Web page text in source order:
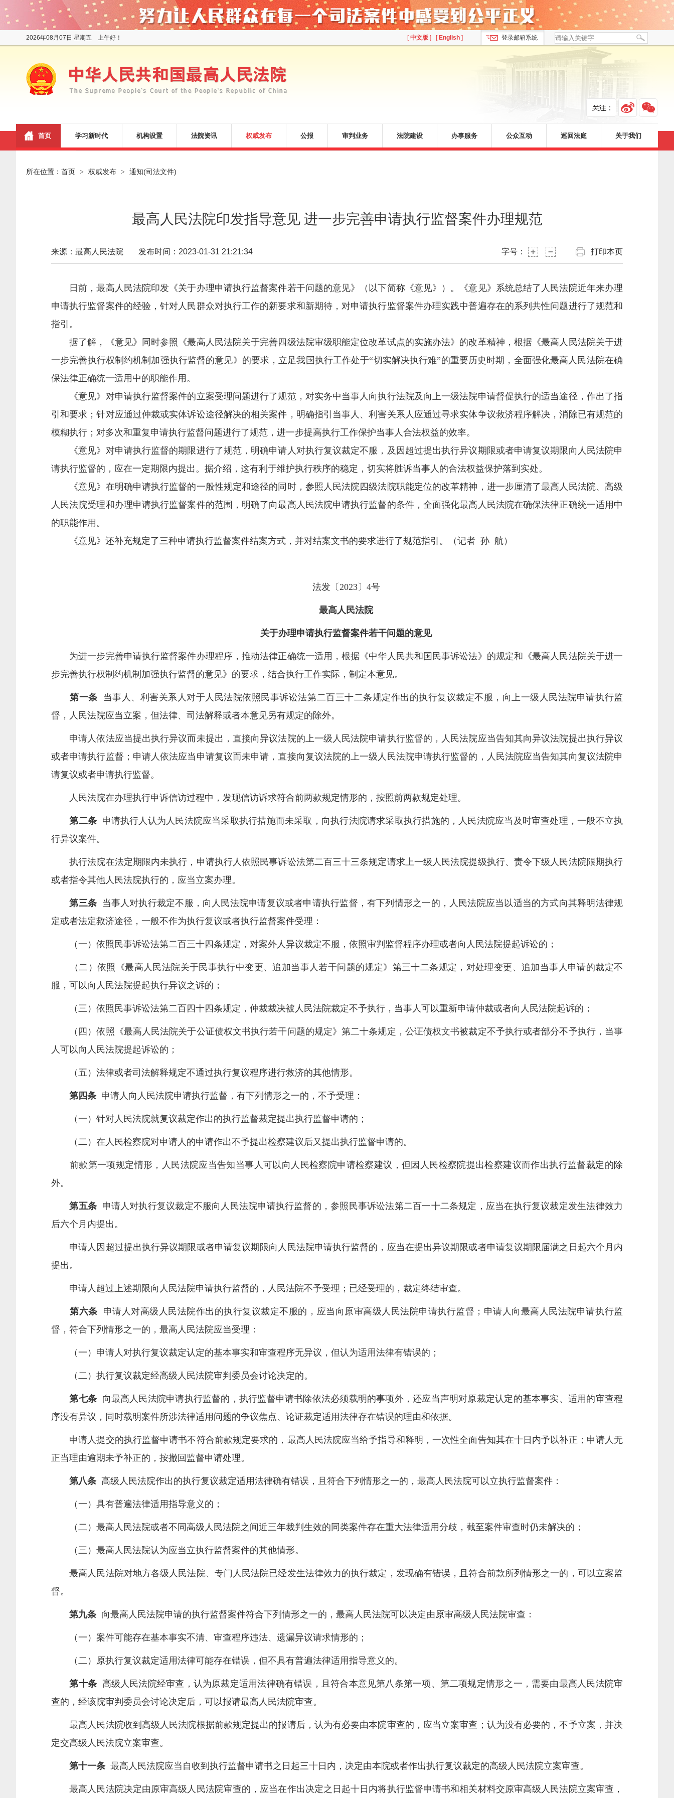
[中文版 ] [ English ]
2026年08月07日 星期五 上午好！ 登录邮箱系统
首页 学习新时代 机构设置 法院资讯 权威发布 公报 审判业务 法院建设 办事服务 公众互动 巡回法庭 关于我们
所在位置： 首页 > 权威发布 > 通知(司法文件)
最高人民法院印发指导意见 进一步完善申请执行监督案件办理规范
来源：最高人民法院 发布时间：2023-01-31 21:21:34 字号： 打印本页
日前，最高人民法院印发《关于办理申请执行监督案件若干问题的意见》（以下简称《意见》）。《意见》系统总结了人民法院近年来办理
申请执行监督案件的经验，针对人民群众对执行工作的新要求和新期待，对申请执行监督案件办理实践中普遍存在的系列共性问题进行了规范和
指引。
据了解，《意见》同时参照《最高人民法院关于完善四级法院审级职能定位改革试点的实施办法》的改革精神，根据《最高人民法院关于进
一步完善执行权制约机制加强执行监督的意见》的要求，立足我国执行工作处于“切实解决执行难”的重要历史时期，全面强化最高人民法院在确
保法律正确统一适用中的职能作用。
《意见》对申请执行监督案件的立案受理问题进行了规范，对实务中当事人向执行法院及向上一级法院申请督促执行的适当途径，作出了指
引和要求；针对应通过仲裁或实体诉讼途径解决的相关案件，明确指引当事人、利害关系人应通过寻求实体争议救济程序解决，消除已有规范的
模糊执行；对多次和重复申请执行监督问题进行了规范，进一步提高执行工作保护当事人合法权益的效率。
《意见》对申请执行监督的期限进行了规范，明确申请人对执行复议裁定不服，及因超过提出执行异议期限或者申请复议期限向人民法院申
请执行监督的，应在一定期限内提出。据介绍，这有利于维护执行秩序的稳定，切实将胜诉当事人的合法权益保护落到实处。
《意见》在明确申请执行监督的一般性规定和途径的同时，参照人民法院四级法院职能定位的改革精神，进一步厘清了最高人民法院、高级
人民法院受理和办理申请执行监督案件的范围，明确了向最高人民法院申请执行监督的条件，全面强化最高人民法院在确保法律正确统一适用中
的职能作用。
《意见》还补充规定了三种申请执行监督案件结案方式，并对结案文书的要求进行了规范指引。（记者 孙 航）
法发〔2023〕4号
最高人民法院
关于办理申请执行监督案件若干问题的意见
为进一步完善申请执行监督案件办理程序，推动法律正确统一适用，根据《中华人民共和国民事诉讼法》的规定和《最高人民法院关于进一
步完善执行权制约机制加强执行监督的意见》的要求，结合执行工作实际，制定本意见。
第一条 当事人、利害关系人对于人民法院依照民事诉讼法第二百三十二条规定作出的执行复议裁定不服，向上一级人民法院申请执行监
督，人民法院应当立案，但法律、司法解释或者本意见另有规定的除外。
申请人依法应当提出执行异议而未提出，直接向异议法院的上一级人民法院申请执行监督的，人民法院应当告知其向异议法院提出执行异议
或者申请执行监督；申请人依法应当申请复议而未申请，直接向复议法院的上一级人民法院申请执行监督的，人民法院应当告知其向复议法院申
请复议或者申请执行监督。
人民法院在办理执行申诉信访过程中，发现信访诉求符合前两款规定情形的，按照前两款规定处理。
第二条 申请执行人认为人民法院应当采取执行措施而未采取，向执行法院请求采取执行措施的，人民法院应当及时审查处理，一般不立执
行异议案件。
执行法院在法定期限内未执行，申请执行人依照民事诉讼法第二百三十三条规定请求上一级人民法院提级执行、责令下级人民法院限期执行
或者指令其他人民法院执行的，应当立案办理。
第三条 当事人对执行裁定不服，向人民法院申请复议或者申请执行监督，有下列情形之一的，人民法院应当以适当的方式向其释明法律规
定或者法定救济途径，一般不作为执行复议或者执行监督案件受理：
（一）依照民事诉讼法第二百三十四条规定，对案外人异议裁定不服，依照审判监督程序办理或者向人民法院提起诉讼的；
（二）依照《最高人民法院关于民事执行中变更、追加当事人若干问题的规定》第三十二条规定，对处理变更、追加当事人申请的裁定不
服，可以向人民法院提起执行异议之诉的；
（三）依照民事诉讼法第二百四十四条规定，仲裁裁决被人民法院裁定不予执行，当事人可以重新申请仲裁或者向人民法院起诉的；
（四）依照《最高人民法院关于公证债权文书执行若干问题的规定》第二十条规定，公证债权文书被裁定不予执行或者部分不予执行，当事
人可以向人民法院提起诉讼的；
（五）法律或者司法解释规定不通过执行复议程序进行救济的其他情形。
第四条 申请人向人民法院申请执行监督，有下列情形之一的，不予受理：
（一）针对人民法院就复议裁定作出的执行监督裁定提出执行监督申请的；
（二）在人民检察院对申请人的申请作出不予提出检察建议后又提出执行监督申请的。
前款第一项规定情形，人民法院应当告知当事人可以向人民检察院申请检察建议，但因人民检察院提出检察建议而作出执行监督裁定的除
外。
第五条 申请人对执行复议裁定不服向人民法院申请执行监督的，参照民事诉讼法第二百一十二条规定，应当在执行复议裁定发生法律效力
后六个月内提出。
申请人因超过提出执行异议期限或者申请复议期限向人民法院申请执行监督的，应当在提出异议期限或者申请复议期限届满之日起六个月内
提出。
申请人超过上述期限向人民法院申请执行监督的，人民法院不予受理；已经受理的，裁定终结审查。
第六条 申请人对高级人民法院作出的执行复议裁定不服的，应当向原审高级人民法院申请执行监督；申请人向最高人民法院申请执行监
督，符合下列情形之一的，最高人民法院应当受理：
（一）申请人对执行复议裁定认定的基本事实和审查程序无异议，但认为适用法律有错误的；
（二）执行复议裁定经高级人民法院审判委员会讨论决定的。
第七条 向最高人民法院申请执行监督的，执行监督申请书除依法必须载明的事项外，还应当声明对原裁定认定的基本事实、适用的审查程
序没有异议，同时载明案件所涉法律适用问题的争议焦点、论证裁定适用法律存在错误的理由和依据。
申请人提交的执行监督申请书不符合前款规定要求的，最高人民法院应当给予指导和释明，一次性全面告知其在十日内予以补正；申请人无
正当理由逾期未予补正的，按撤回监督申请处理。
第八条 高级人民法院作出的执行复议裁定适用法律确有错误，且符合下列情形之一的，最高人民法院可以立执行监督案件：
（一）具有普遍法律适用指导意义的；
（二）最高人民法院或者不同高级人民法院之间近三年裁判生效的同类案件存在重大法律适用分歧，截至案件审查时仍未解决的；
（三）最高人民法院认为应当立执行监督案件的其他情形。
最高人民法院对地方各级人民法院、专门人民法院已经发生法律效力的执行裁定，发现确有错误，且符合前款所列情形之一的，可以立案监
督。
第九条 向最高人民法院申请的执行监督案件符合下列情形之一的，最高人民法院可以决定由原审高级人民法院审查：
（一）案件可能存在基本事实不清、审查程序违法、遗漏异议请求情形的；
（二）原执行复议裁定适用法律可能存在错误，但不具有普遍法律适用指导意义的。
第十条 高级人民法院经审查，认为原裁定适用法律确有错误，且符合本意见第八条第一项、第二项规定情形之一，需要由最高人民法院审
查的，经该院审判委员会讨论决定后，可以报请最高人民法院审查。
最高人民法院收到高级人民法院根据前款规定提出的报请后，认为有必要由本院审查的，应当立案审查；认为没有必要的，不予立案，并决
定交高级人民法院立案审查。
第十一条 最高人民法院应当自收到执行监督申请书之日起三十日内，决定由本院或者作出执行复议裁定的高级人民法院立案审查。
最高人民法院决定由原审高级人民法院审查的，应当在作出决定之日起十日内将执行监督申请书和相关材料交原审高级人民法院立案审查，